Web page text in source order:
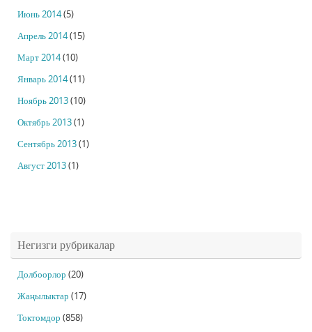
Июнь 2014(5)
Апрель 2014(15)
Март 2014(10)
Январь 2014(11)
Ноябрь 2013(10)
Октябрь 2013(1)
Сентябрь 2013(1)
Август 2013(1)
Негизги рубрикалар
Долбоорлор (20)
Жаңылыктар (17)
Токтомдор (858)